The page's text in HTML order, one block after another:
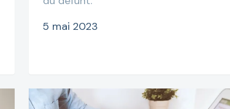
5 mai 2023